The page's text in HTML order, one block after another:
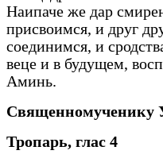
Наипаче же дар
присвоимся, и друг
соединимся, и
веце и в будущем,
Аминь.
Священномученику
Тропарь, глас 4